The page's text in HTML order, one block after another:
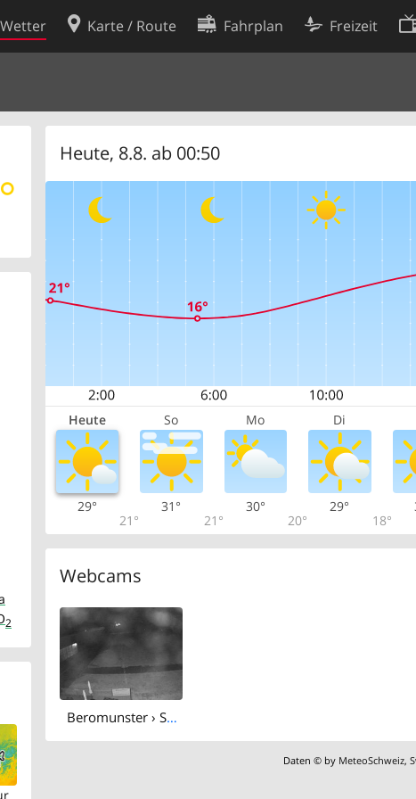
Wetter Karte / Route Fahrplan Freizeit
2
Heute, 8.8. ab 00:50
Heute So Mo Di
29°
21°
31°
21°
30°
20°
29°
18°
Webcams
Beromunster › South
Daten © by MeteoSchweiz,
Cookie-Einstellungen